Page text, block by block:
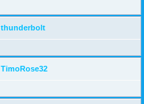
thunderbolt
TimoRose32